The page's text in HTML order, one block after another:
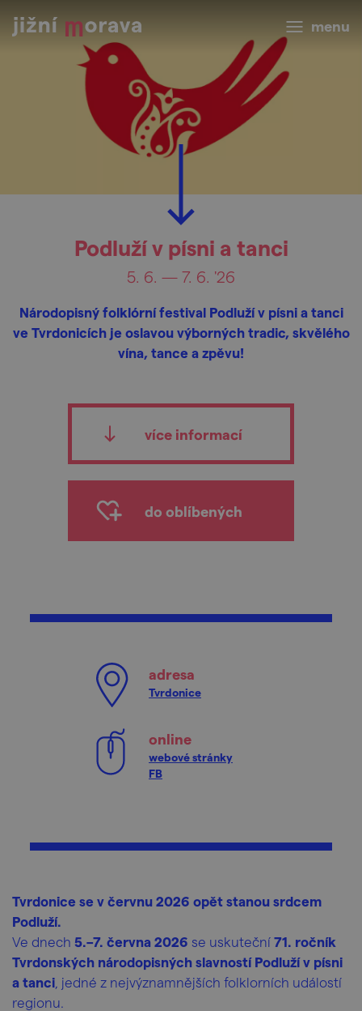
menu
Podluží v písni a tanci
5. 6. — 7. 6. '26
Národopisný folklórní festival Podluží v písni a tanci
ve Tvrdonicích je oslavou výborných tradic, skvělého
vína, tance a zpěvu!
více informací
do oblíbených
adresa
Tvrdonice
online
webové stránky
FB
Tvrdonice se v červnu 2026 opět stanou srdcem
Podluží.
Ve dnech 5.–7. června 2026 se uskuteční 71. ročník
Tvrdonských národopisných slavností Podluží v písni
a tanci , jedné z nejvýznamnějších folklorních událostí
regionu.